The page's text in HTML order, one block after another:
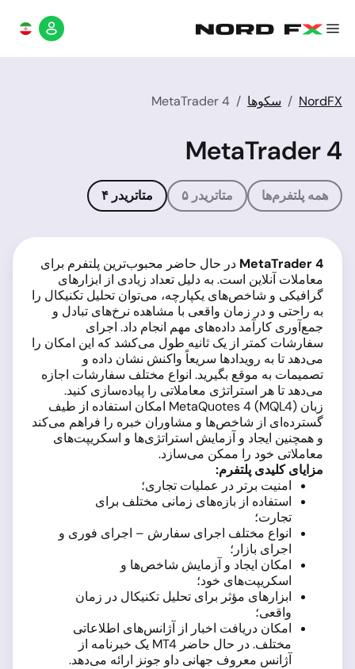
NordFX سکوها MetaTrader 4
MetaTrader 4
همه پلتفرم‌ها متاتریدر ۵ متاتریدر ۴
MetaTrader 4 در حال حاضر محبوب‌ترین پلتفرم برای
معاملات آنلاین است. به دلیل تعداد زیادی از ابزارهای
گرافیکی و شاخص‌های یکپارچه، می‌توان تحلیل تکنیکال را
به راحتی و در زمان واقعی با مشاهده نرخ‌های تبادل و
جمع‌آوری کارآمد داده‌های مهم انجام داد. اجرای
سفارشات کمتر از یک ثانیه طول می‌کشد که این امکان را
می‌دهد تا به رویدادها سریعاً واکنش نشان داده و
تصمیمات به موقع بگیرید. انواع مختلف سفارشات اجازه
می‌دهد تا هر استراتژی معاملاتی را پیاده‌سازی کنید.
زبان MetaQuotes 4 (MQL4) امکان استفاده از طیف
گسترده‌ای از شاخص‌ها و مشاوران خبره را فراهم می‌کند
و همچنین ایجاد و آزمایش استراتژی‌ها و اسکریپت‌های
معاملاتی خود را ممکن می‌سازد.
مزایای کلیدی پلتفرم:
امنیت برتر در عملیات تجاری؛
استفاده از بازه‌های زمانی مختلف برای
تجارت؛
انواع مختلف اجرای سفارش – اجرای فوری و
اجرای بازار؛
امکان ایجاد و آزمایش شاخص‌ها و
اسکریپت‌های خود؛
ابزارهای مؤثر برای تحلیل تکنیکال در زمان
واقعی؛
امکان دریافت اخبار از آژانس‌های اطلاعاتی
مختلف. در حال حاضر MT4 یک خبرنامه از
آژانس معروف جهانی داو جونز ارائه می‌دهد.